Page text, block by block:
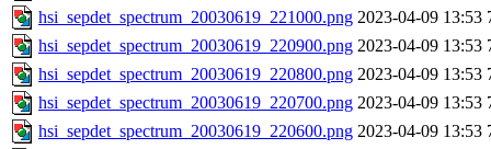
hsi_sepdet_spectrum_20030619_221000.png 2023-04-09 13:53
hsi_sepdet_spectrum_20030619_220900.png 2023-04-09 13:53
hsi_sepdet_spectrum_20030619_220800.png 2023-04-09 13:53
hsi_sepdet_spectrum_20030619_220700.png 2023-04-09 13:53
hsi_sepdet_spectrum_20030619_220600.png 2023-04-09 13:53